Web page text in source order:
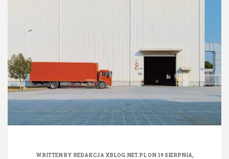
WRITTEN BY REDAKCJA XBLOG.NET.PL ON 19 SIERPNIA,